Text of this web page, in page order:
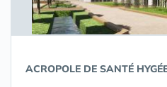
ACROPOLE DE SANTÉ